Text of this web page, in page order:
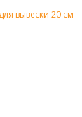
вывески 20 см